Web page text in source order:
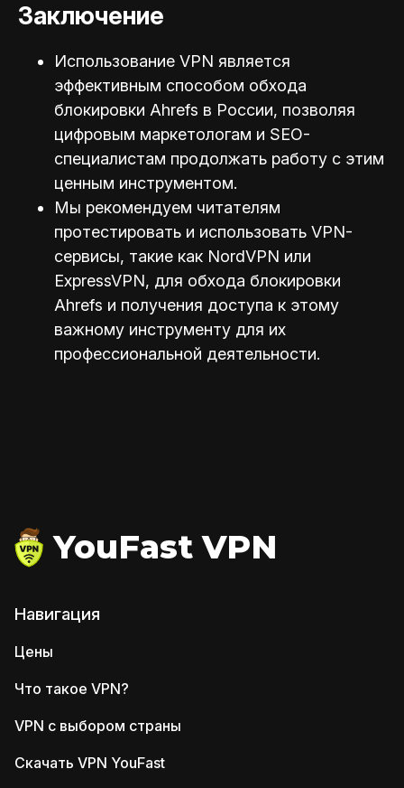
Заключение
Использование VPN является
эффективным способом обхода
блокировки Ahrefs в России, позволяя
цифровым маркетологам и SEO-
специалистам продолжать работу с этим
ценным инструментом.
Мы рекомендуем читателям
протестировать и использовать VPN-
сервисы, такие как NordVPN или
ExpressVPN, для обхода блокировки
Ahrefs и получения доступа к этому
важному инструменту для их
профессиональной деятельности.
YouFast VPN
Навигация
Цены
Что такое VPN?
VPN с выбором страны
Скачать VPN YouFast